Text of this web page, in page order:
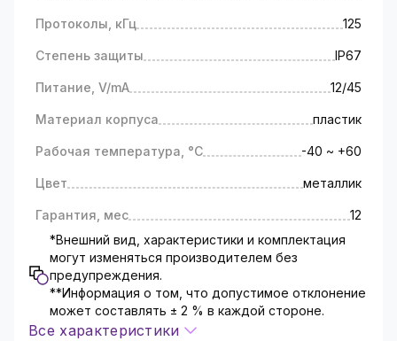
Стандарт - EM-Marine 125 кГц,
Для установки - в помещении или на улице,
Индикация - есть,
Степень защиты - IP67,
Питание - 12V/45mA,
Материал корпуса - металл,
Цвет - металлик.
Протоколы, кГц 125
Степень защиты IP67
Питание, V/mA 12/45
Материал корпуса пластик
Рабочая температура, °C -40 ~ +60
Цвет металлик
Гарантия, мес
12
*Внешний вид, характеристики и комплектация
могут изменяться производителем без
предупреждения.
**Информация о том, что допустимое отклонение
может составлять ± 2 % в каждой стороне.
Все характеристики